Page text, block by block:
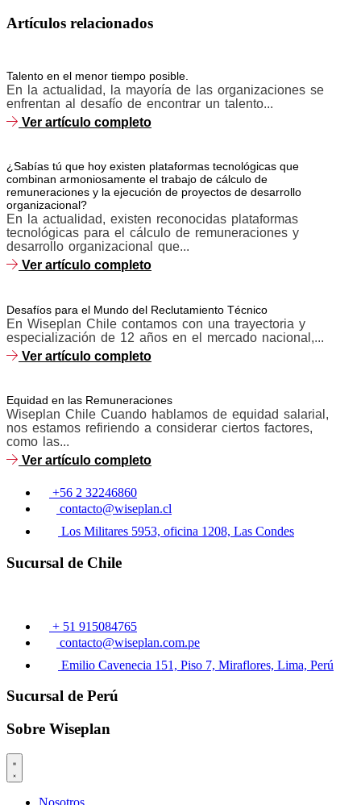
Artículos relacionados
Talento en el menor tiempo posible.
En la actualidad, la mayoría de las organizaciones se
enfrentan al desafío de encontrar un talento...
Ver artículo completo
¿Sabías tú que hoy existen plataformas tecnológicas que
combinan armoniosamente el trabajo de cálculo de
remuneraciones y la ejecución de proyectos de desarrollo
organizacional?
En la actualidad, existen reconocidas plataformas
tecnológicas para el cálculo de remuneraciones y
desarrollo organizacional que...
Ver artículo completo
Desafíos para el Mundo del Reclutamiento Técnico
En Wiseplan Chile contamos con una trayectoria y
especialización de 12 años en el mercado nacional,...
Ver artículo completo
Equidad en las Remuneraciones
Wiseplan Chile Cuando hablamos de equidad salarial,
nos estamos refiriendo a considerar ciertos factores,
como las...
Ver artículo completo
+56 2 32246860
contacto@wiseplan.cl
Los Militares 5953, oficina 1208, Las Condes
Sucursal de Chile
+ 51 915084765
contacto@wiseplan.com.pe
Emilio Cavenecia 151, Piso 7, Miraflores, Lima, Perú
Sucursal de Perú
Sobre Wiseplan
Nosotros